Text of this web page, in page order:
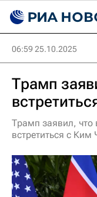
06:59 25.10.2025
Трамп
Трамп заявил, что
встретиться с